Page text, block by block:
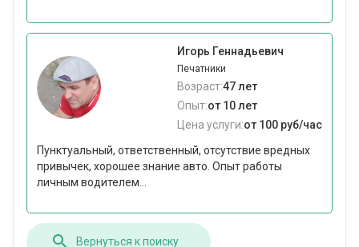
Игорь Геннадьевич
Печатники
Возраст:47 лет
Опыт:от 10 лет
Цена услуги:от 100 руб/час
Пунктуальный, ответственный, отсутствие вредных
привычек, хорошее знание авто. Опыт работы
личным водителем...
Вернуться к поиску